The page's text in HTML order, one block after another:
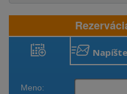
Napíšte